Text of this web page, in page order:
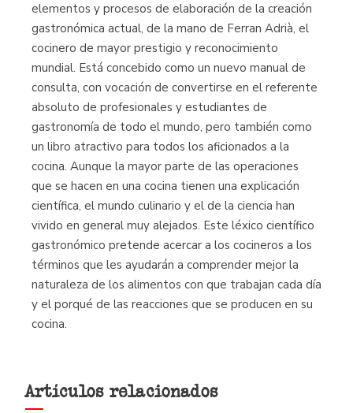
elementos y procesos de elaboración de la creación
gastronómica actual, de la mano de Ferran Adrià, el
cocinero de mayor prestigio y reconocimiento
mundial. Está concebido como un nuevo manual de
consulta, con vocación de convertirse en el referente
absoluto de profesionales y estudiantes de
gastronomía de todo el mundo, pero también como
un libro atractivo para todos los aficionados a la
cocina. Aunque la mayor parte de las operaciones
que se hacen en una cocina tienen una explicación
científica, el mundo culinario y el de la ciencia han
vivido en general muy alejados. Este léxico científico
gastronómico pretende acercar a los cocineros a los
términos que les ayudarán a comprender mejor la
naturaleza de los alimentos con que trabajan cada día
y el porqué de las reacciones que se producen en su
cocina.
Artículos relacionados